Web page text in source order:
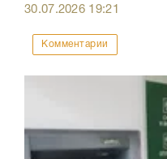
30.07.2026 19:21
Комментарии